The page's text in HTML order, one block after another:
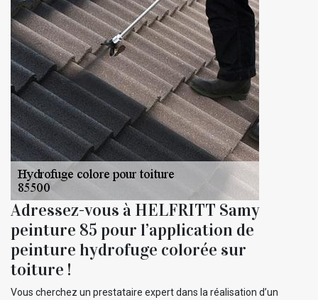
Adressez-vous à HELFRITT Samy
peinture 85 pour l’application de
peinture hydrofuge colorée sur
toiture !
Vous cherchez un prestataire expert dans la réalisation d’un